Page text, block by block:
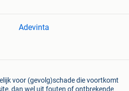
Adevinta
voor (gevolg)schade die voortkomt
dan wel uit fouten of ontbrekende